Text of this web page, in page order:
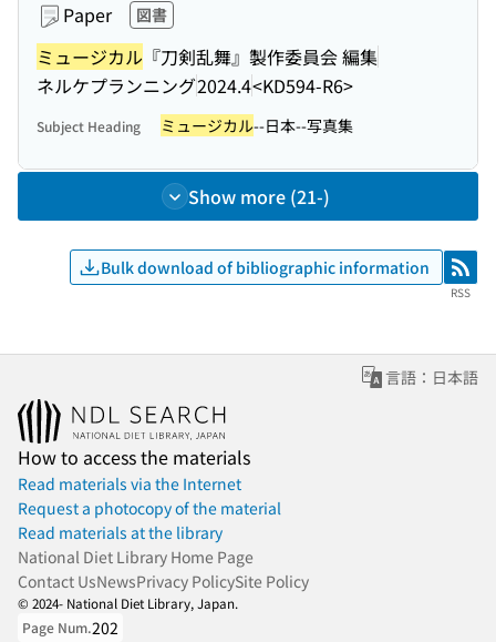
Paper 図書
ミュージカル 『刀剣乱舞』製作委員会 編集
ネルケプランニング2024.4<KD594-R6>
Subject Heading ミュージカル--日本--写真集
Show more (21-)
Bulk download of bibliographic information RSS
RSS
言語：日本語
How to access the materials
Read materials via the Internet
Request a photocopy of the material
Read materials at the library
National Diet Library Home Page
Contact UsNewsPrivacy PolicySite Policy
© 2024- National Diet Library, Japan.
Page Num.202